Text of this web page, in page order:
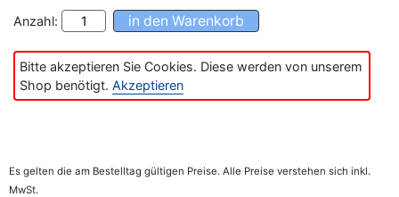
Anzahl:
Bitte akzeptieren Sie Cookies. Diese werden von unserem
Shop benötigt. Akzeptieren
Es gelten die am Bestelltag gültigen Preise. Alle Preise verstehen sich inkl.
MwSt.